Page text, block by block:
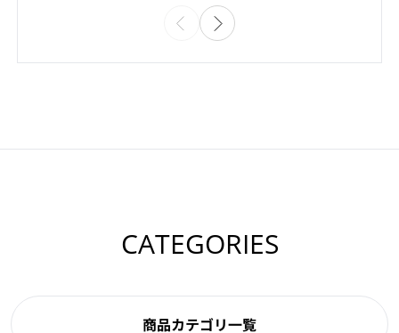
CATEGORIES
商品カテゴリ一覧